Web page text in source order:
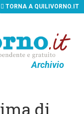
Archivio
TORNA A QUILIVORNO.IT
di